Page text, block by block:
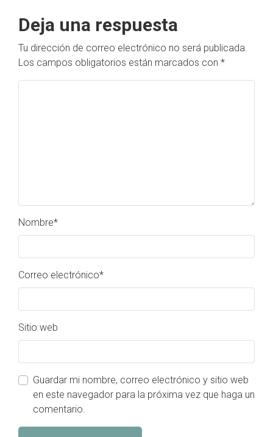
Deja una respuesta
Tu dirección de correo electrónico no será publicada.
Los campos obligatorios están marcados con *
Nombre*
Correo electrónico*
Sitio web
Guardar mi nombre, correo electrónico y sitio web
en este navegador para la próxima vez que haga un
comentario.